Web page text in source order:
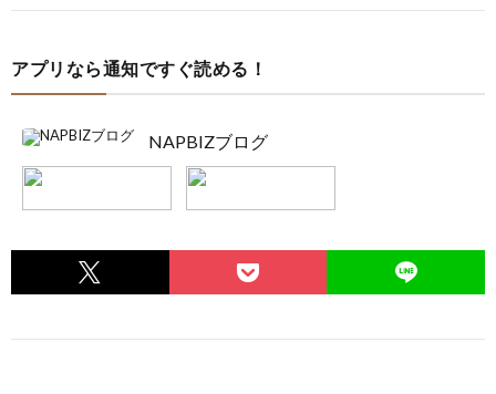
アプリなら通知ですぐ読める！
NAPBIZブログ